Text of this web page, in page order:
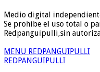
Medio digital
Se prohibe el uso total o
Redpanguipulli,sin
MENU REDPANGUIPULLI
REDPANGUIPULLI